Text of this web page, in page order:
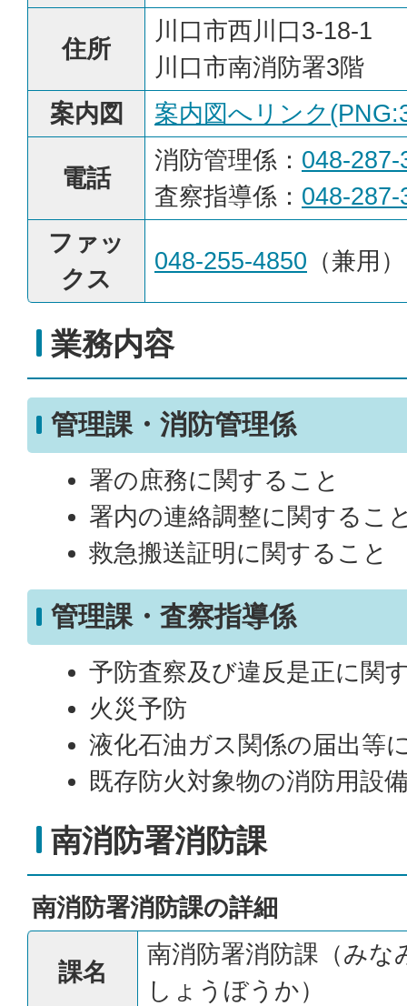
住所
川口市西川口3-18-1
川口市南消防署3階
案内図
案内図へリンク
電話
消防管理係： 048-287-
査察指導係： 048-287-
ファッ
クス
048-255-4850 （兼用）
業務内容
管理課・消防管理係
署の庶務に関すること
署内の連絡調整に関するこ
救急搬送証明に関すること
管理課・査察指導係
予防査察及び違反是正に関
火災予防
液化石油ガス関係の届出等
既存防火対象物の消防用設
南消防署消防課
南消防署消防課の詳細
課名
南消防署消防課（み
しょうぼうか）